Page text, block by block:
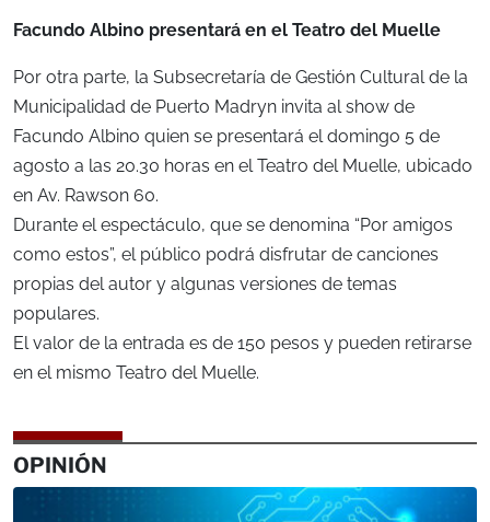
Facundo Albino presentará en el Teatro del Muelle
Por otra parte, la Subsecretaría de Gestión Cultural de la
Municipalidad de Puerto Madryn invita al show de
Facundo Albino quien se presentará el domingo 5 de
agosto a las 20.30 horas en el Teatro del Muelle, ubicado
en Av. Rawson 60.
Durante el espectáculo, que se denomina “Por amigos
como estos”, el público podrá disfrutar de canciones
propias del autor y algunas versiones de temas
populares.
El valor de la entrada es de 150 pesos y pueden retirarse
en el mismo Teatro del Muelle.
OPINIÓN